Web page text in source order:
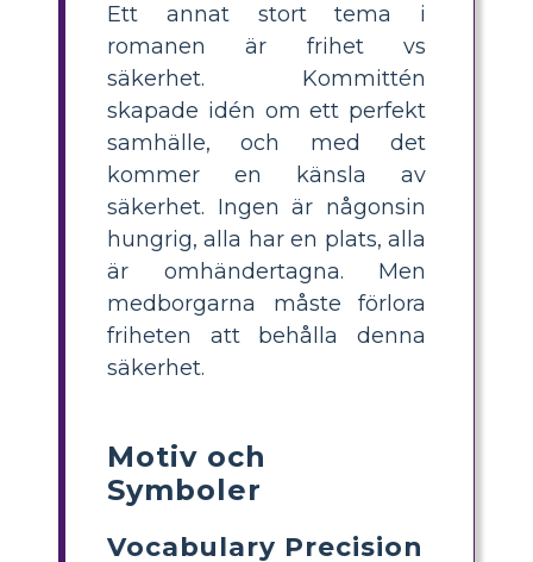
Ett annat stort tema i
romanen är frihet vs
säkerhet. Kommittén
skapade idén om ett perfekt
samhälle, och med det
kommer en känsla av
säkerhet. Ingen är någonsin
hungrig, alla har en plats, alla
är omhändertagna. Men
medborgarna måste förlora
friheten att behålla denna
säkerhet.
Motiv och
Symboler
Vocabulary Precision